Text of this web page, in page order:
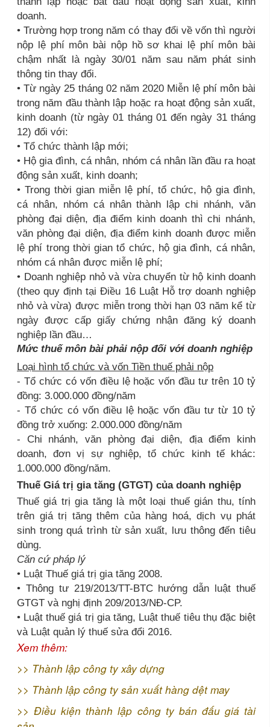
doanh.
• Trường hợp trong năm có thay đổi về vốn thì người
nộp lệ phí môn bài nộp hồ sơ khai lệ phí môn bài
chậm nhất là ngày 30/01 năm sau năm phát sinh
thông tin thay đổi.
• Từ ngày 25 tháng 02 năm 2020 Miễn lệ phí môn bài
trong năm đầu thành lập hoặc ra hoạt động sản xuất,
kinh doanh (từ ngày 01 tháng 01 đến ngày 31 tháng
12) đối với:
• Tổ chức thành lập mới;
• Hộ gia đình, cá nhân, nhóm cá nhân lần đầu ra hoạt
động sản xuất, kinh doanh;
• Trong thời gian miễn lệ phí, tổ chức, hộ gia đình,
cá nhân, nhóm cá nhân thành lập chi nhánh, văn
phòng đại diện, địa điểm kinh doanh thì chi nhánh,
văn phòng đại diện, địa điểm kinh doanh được miễn
lệ phí trong thời gian tổ chức, hộ gia đình, cá nhân,
nhóm cá nhân được miễn lệ phí;
• Doanh nghiệp nhỏ và vừa chuyển từ hộ kinh doanh
(theo quy định tại Điều 16 Luật Hỗ trợ doanh nghiệp
nhỏ và vừa) được miễn trong thời hạn 03 năm kể từ
ngày được cấp giấy chứng nhận đăng ký doanh
nghiệp lần đầu…
Mức thuế môn bài phải nộp đối với doanh nghiệp
Loại hình tổ chức và vốn Tiền thuế phải nộp
- Tổ chức có vốn điều lệ hoặc vốn đầu tư trên 10 tỷ
đồng: 3.000.000 đồng/năm
- Tổ chức có vốn điều lệ hoặc vốn đầu tư từ 10 tỷ
đồng trở xuống: 2.000.000 đồng/năm
- Chi nhánh, văn phòng đại diện, địa điểm kinh
doanh, đơn vị sự nghiệp, tổ chức kinh tế khác:
1.000.000 đồng/năm.
Thuế Giá trị gia tăng (GTGT) của doanh nghiệp
Thuế giá trị gia tăng là một loại thuế gián thu, tính
trên giá trị tăng thêm của hàng hoá, dịch vụ phát
sinh trong quá trình từ sản xuất, lưu thông đến tiêu
dùng.
Căn cứ pháp lý
• Luật Thuế giá trị gia tăng 2008.
• Thông tư 219/2013/TT-BTC hướng dẫn luật thuế
GTGT và nghị định 209/2013/NĐ-CP.
• Luật thuế giá trị gia tăng, Luật thuế tiêu thụ đặc biệt
và Luật quản lý thuế sửa đổi 2016.
Xem thêm:
>> Thành lập công ty xây dựng
>> Thành lập công ty sản xuất hàng dệt may
>>Điều kiện thành lập công ty bán đấu giá tài